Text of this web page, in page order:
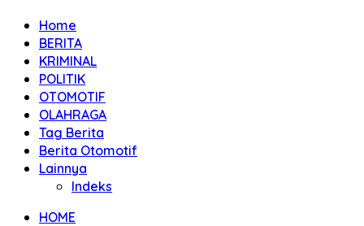
Home
BERITA
KRIMINAL
POLITIK
OTOMOTIF
OLAHRAGA
Tag Berita
Berita Otomotif
Lainnya
Indeks
HOME